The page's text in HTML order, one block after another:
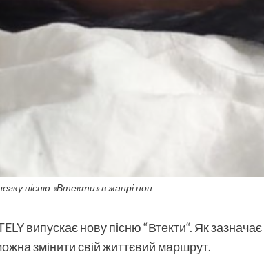
пісню «Втекти» в жанрі поп
випускає нову пісню “Втекти“. Як
змінити свій життєвий маршрут.